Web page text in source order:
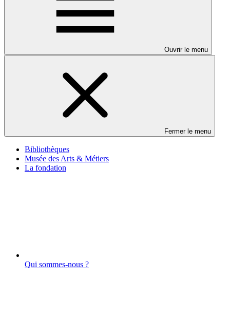
Ouvrir le menu
Fermer le menu
Bibliothèques
Musée des Arts & Métiers
La fondation
Qui sommes-nous ?